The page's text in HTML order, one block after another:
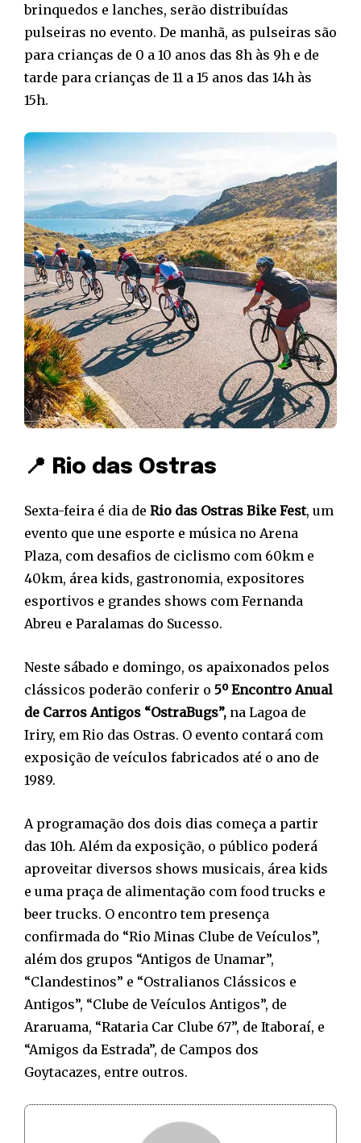
brinquedos e lanches, serão distribuídas
pulseiras no evento. De manhã, as pulseiras são
para crianças de 0 a 10 anos das 8h às 9h e de
tarde para crianças de 11 a 15 anos das 14h às
15h.
📍 Rio das Ostras
Sexta-feira é dia de Rio das Ostras Bike Fest, um
evento que une esporte e música no Arena
Plaza, com desafios de ciclismo com 60km e
40km, área kids, gastronomia, expositores
esportivos e grandes shows com Fernanda
Abreu e Paralamas do Sucesso.
Neste sábado e domingo, os apaixonados pelos
clássicos poderão conferir o 5º Encontro Anual
de Carros Antigos “OstraBugs”, na Lagoa de
Iriry, em Rio das Ostras. O evento contará com
exposição de veículos fabricados até o ano de
1989.
A programação dos dois dias começa a partir
das 10h. Além da exposição, o público poderá
aproveitar diversos shows musicais, área kids
e uma praça de alimentação com food trucks e
beer trucks. O encontro tem presença
confirmada do “Rio Minas Clube de Veículos”,
além dos grupos “Antigos de Unamar”,
“Clandestinos” e “Ostralianos Clássicos e
Antigos”, “Clube de Veículos Antigos”, de
Araruama, “Rataria Car Clube 67”, de Itaboraí, e
“Amigos da Estrada”, de Campos dos
Goytacazes, entre outros.